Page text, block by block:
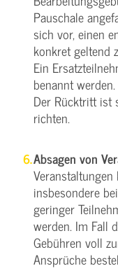
Pauschale
sich vor, einen
konkret geltend
Ein
benannt werden.
Der Rücktritt ist
richten.
Absagen von
insbesondere
geringer
werden. Im Fall
Gebühren voll
Ansprüche